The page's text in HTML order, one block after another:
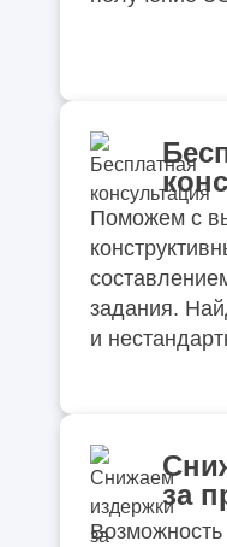
Поможем с
задания.
и
за
Возможность